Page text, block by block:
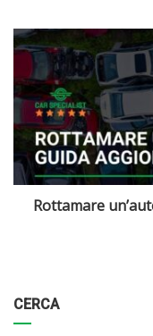
Quali sono le
CERCA
Categorie
Articoli
per